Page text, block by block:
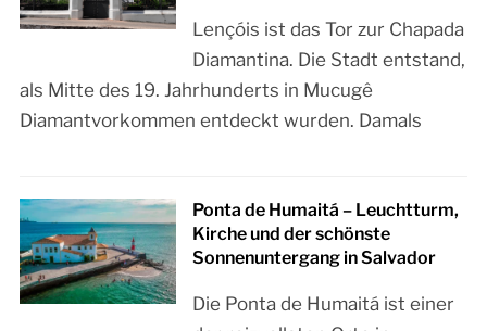
Lençóis ist das Tor zur Chapada
Diamantina. Die Stadt entstand,
als Mitte des 19. Jahrhunderts in Mucugê
Diamantvorkommen entdeckt wurden. Damals
Ponta de Humaitá – Leuchtturm,
Kirche und der schönste
Sonnenuntergang in Salvador
Die Ponta de Humaitá ist einer